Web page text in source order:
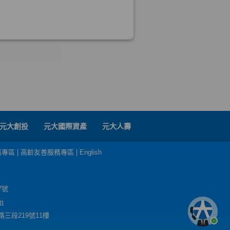
元大創投 元大國際資產 元大人壽
區 高齡友善服務專區 English
號
三段219號11樓